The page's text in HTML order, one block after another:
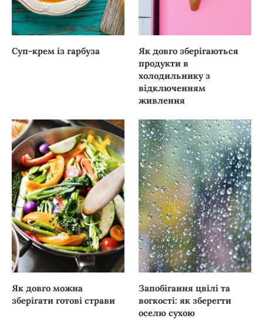
Суп-крем із гарбуза
Як довго зберігаються
продукти в
холодильнику з
відключенням
живлення
Як довго можна
зберігати готові страви
Запобігання цвілі та
вогкості: як зберегти
оселю сухою